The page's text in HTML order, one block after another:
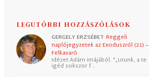
LEGUTÓBBI HOZZÁSZÓLÁSOK
GERGELY ERZSÉBET Reggeli
naplójegyzetek az Exoduszról (21) –
Felkavaró
Idézet Ádám imájából: "„Urunk, a te
igéd sokszor f…